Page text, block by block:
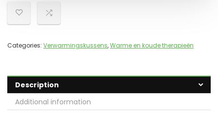
Categories: Verwarmingskussens,Warme en koude therapieën
Description
Additional information